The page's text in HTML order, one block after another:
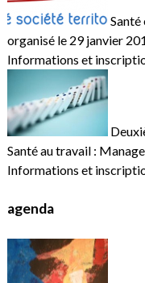
Santé
organisé le 29 janvier
Informations et
Santé au travail :
Informations et
agenda